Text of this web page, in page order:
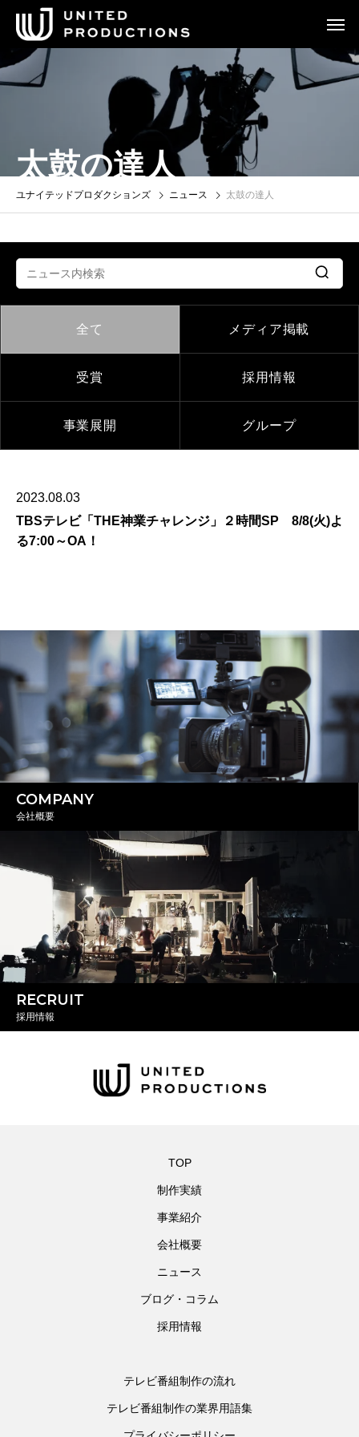
太鼓の達人
ユナイテッドプロダクションズ ニュース 太鼓の達人
全て メディア掲載
受賞 採用情報
事業展開 グループ
2023.08.03
TBSテレビ「THE神業チャレンジ」２時間SP 8/8(火)よ
る7:00～OA！
COMPANY
会社概要
RECRUIT
採用情報
TOP
制作実績
事業紹介
会社概要
ニュース
ブログ・コラム
採用情報
テレビ番組制作の流れ
テレビ番組制作の業界用語集